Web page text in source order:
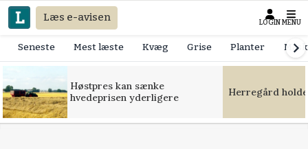
Læs e-avisen LOGIN MENU
Seneste Mest læste Kvæg Grise Planter
Høstpres kan sænke
hvedeprisen yderligere
Herregård